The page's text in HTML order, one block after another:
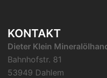
KONTAKT
Dieter Klein
Bahnhofstr. 81
53949 Dahlem